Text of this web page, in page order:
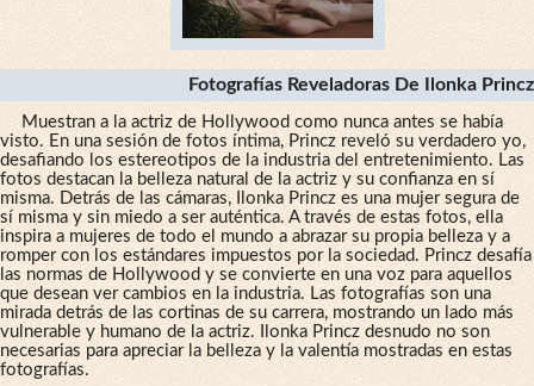
Fotografías Reveladoras De Ilonka Princz
Muestran a la actriz de Hollywood como nunca antes se había
visto. En una sesión de fotos íntima, Princz reveló su verdadero yo,
desafiando los estereotipos de la industria del entretenimiento. Las
fotos destacan la belleza natural de la actriz y su confianza en sí
misma. Detrás de las cámaras, Ilonka Princz es una mujer segura de
sí misma y sin miedo a ser auténtica. A través de estas fotos, ella
inspira a mujeres de todo el mundo a abrazar su propia belleza y a
romper con los estándares impuestos por la sociedad. Princz desafía
las normas de Hollywood y se convierte en una voz para aquellos
que desean ver cambios en la industria. Las fotografías son una
mirada detrás de las cortinas de su carrera, mostrando un lado más
vulnerable y humano de la actriz. Ilonka Princz desnudo no son
necesarias para apreciar la belleza y la valentía mostradas en estas
fotografías.